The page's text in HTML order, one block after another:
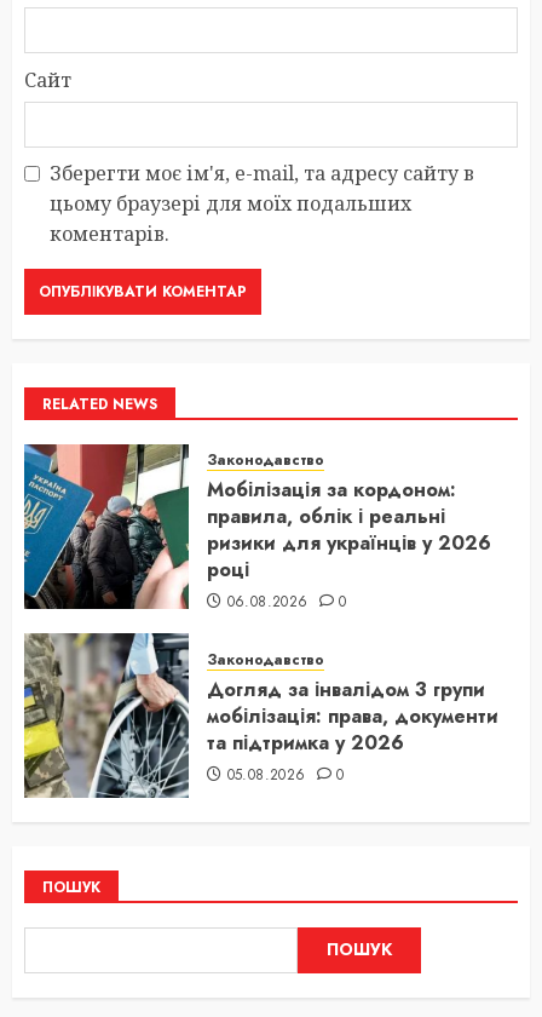
Сайт
Зберегти моє ім'я, e-mail, та адресу сайту в
цьому браузері для моїх подальших
коментарів.
RELATED NEWS
Законодавство
Мобілізація за кордоном:
правила, облік і реальні
ризики для українців у 2026
році
06.08.2026 0
Законодавство
Догляд за інвалідом 3 групи
мобілізація: права, документи
та підтримка у 2026
05.08.2026 0
ПОШУК
ПОШУК